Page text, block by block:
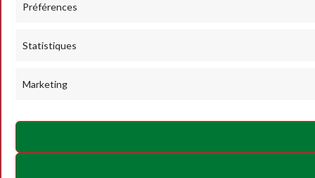
Préférences
Statistiques
Marketing